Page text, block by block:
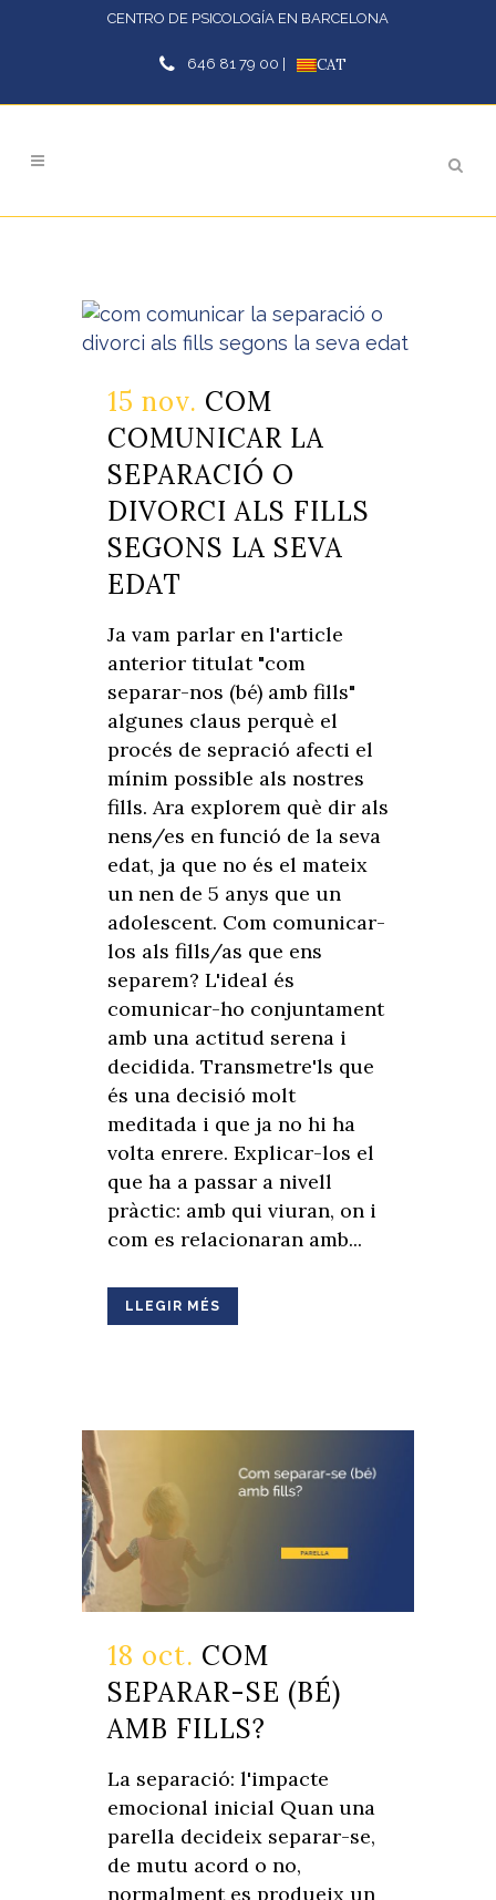
CENTRO DE PSICOLOGÍA EN BARCELONA
646 81 79 00 | CAT
15 nov. COM
COMUNICAR LA
SEPARACIÓ O
DIVORCI ALS FILLS
SEGONS LA SEVA
EDAT
Ja vam parlar en l'article
anterior titulat "com
separar-nos (bé) amb fills"
algunes claus perquè el
procés de sepració afecti el
mínim possible als nostres
fills. Ara explorem què dir als
nens/es en funció de la seva
edat, ja que no és el mateix
un nen de 5 anys que un
adolescent. Com comunicar-
los als fills/as que ens
separem? L'ideal és
comunicar-ho conjuntament
amb una actitud serena i
decidida. Transmetre'ls que
és una decisió molt
meditada i que ja no hi ha
volta enrere. Explicar-los el
que ha a passar a nivell
pràctic: amb qui viuran, on i
com es relacionaran amb...
LLEGIR MÉS
18 oct. COM
SEPARAR-SE (BÉ)
AMB FILLS?
La separació: l'impacte
emocional inicial Quan una
parella decideix separar-se,
de mutu acord o no,
normalment es produeix un